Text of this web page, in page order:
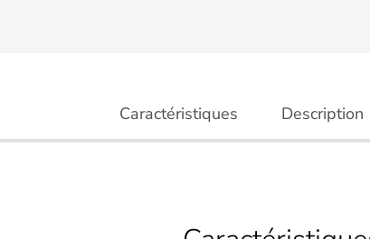
Caractéristiques Description